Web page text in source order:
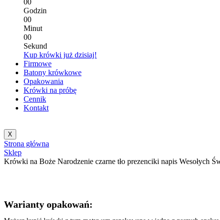
Godzin
00
Minut
00
Sekund
Kup krówki już dzisiaj!
Firmowe
Batony krówkowe
Opakowania
Krówki na próbę
Cennik
Kontakt
X
Strona główna
Sklep
Krówki na Boże Narodzenie czarne tło prezenciki napis Wesołych
Warianty opakowań: